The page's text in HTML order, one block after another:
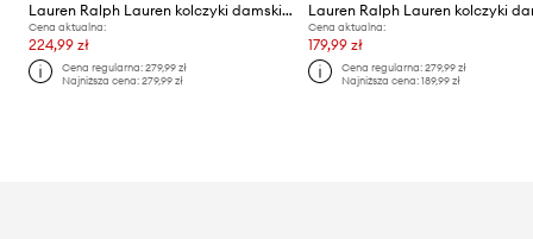
Lauren Ralph Lauren kolczyki damskie metalowe EMMYLOU
Cena aktualna:
224,99 zł
Cena regularna:279,99 zł
Najniższa cena:279,99 zł
Cena aktualna:
179,99 zł
Cena regularna: 279,99 zł
Najniższa cena: 189,99 zł